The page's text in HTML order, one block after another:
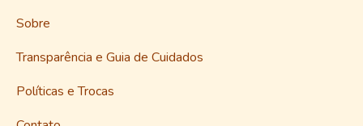
Sobre
Transparência e Guia de Cuidados
Políticas e Trocas